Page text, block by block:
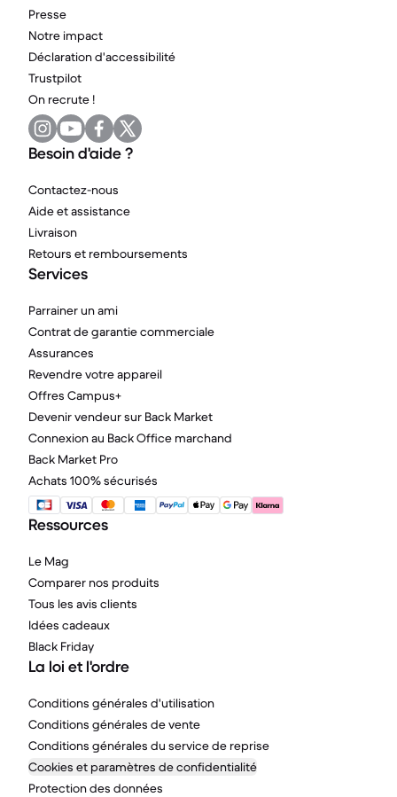
Presse
Notre impact
Déclaration d'accessibilité
Trustpilot
On recrute !
Besoin d'aide ?
Contactez-nous
Aide et assistance
Livraison
Retours et remboursements
Services
Parrainer un ami
Contrat de garantie commerciale
Assurances
Revendre votre appareil
Offres Campus+
Devenir vendeur sur Back Market
Connexion au Back Office marchand
Back Market Pro
Achats 100% sécurisés
Ressources
Le Mag
Comparer nos produits
Tous les avis clients
Idées cadeaux
Black Friday
La loi et l'ordre
Conditions générales d'utilisation
Conditions générales de vente
Conditions générales du service de reprise
Cookies et paramètres de confidentialité
Protection des données